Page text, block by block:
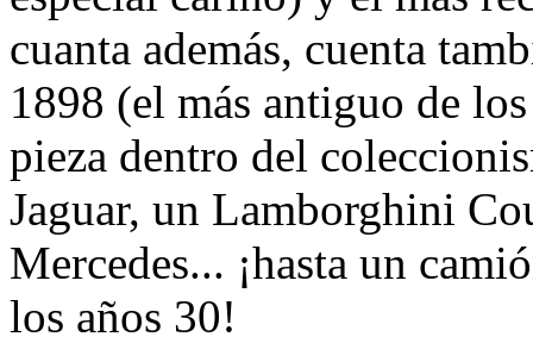
cuanta además, cuenta
1898 (el más antiguo de
pieza dentro del
Jaguar, un Lamborghini
Mercedes... ¡hasta un
los años 30!